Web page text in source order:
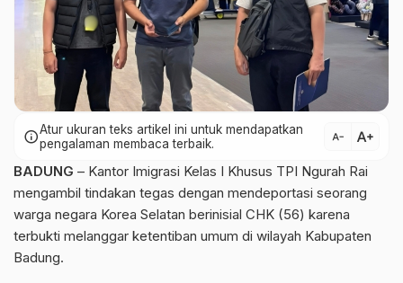
infoAtur ukuran teks artikel ini untuk mendapatkan
pengalaman membaca terbaik.
text_decrease text_increase
BADUNG – Kantor Imigrasi Kelas I Khusus TPI Ngurah Rai
mengambil tindakan tegas dengan mendeportasi seorang
warga negara Korea Selatan berinisial CHK (56) karena
terbukti melanggar ketentiban umum di wilayah Kabupaten
Badung.